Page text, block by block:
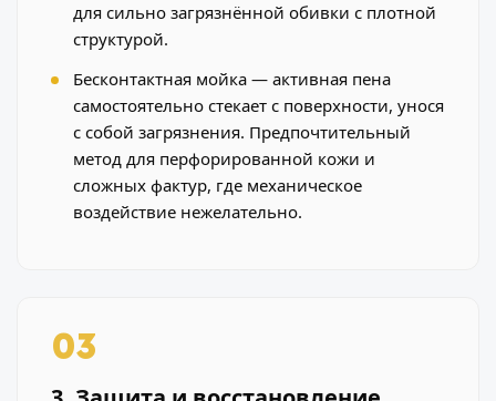
для сильно загрязнённой обивки с плотной
структурой.
Бесконтактная мойка — активная пена
самостоятельно стекает с поверхности, унося
с собой загрязнения. Предпочтительный
метод для перфорированной кожи и
сложных фактур, где механическое
воздействие нежелательно.
03